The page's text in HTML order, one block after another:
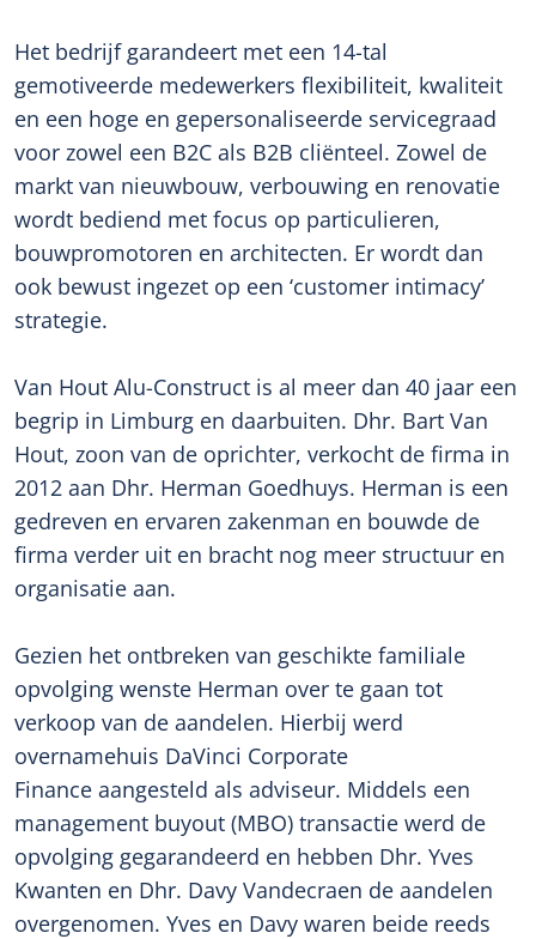
Het bedrijf garandeert met een 14-tal
gemotiveerde medewerkers flexibiliteit, kwaliteit
en een hoge en gepersonaliseerde servicegraad
voor zowel een B2C als B2B cliënteel. Zowel de
markt van nieuwbouw, verbouwing en renovatie
wordt bediend met focus op particulieren,
bouwpromotoren en architecten. Er wordt dan
ook bewust ingezet op een ‘customer intimacy’
strategie.
Van Hout Alu-Construct is al meer dan 40 jaar een
begrip in Limburg en daarbuiten. Dhr. Bart Van
Hout, zoon van de oprichter, verkocht de firma in
2012 aan Dhr. Herman Goedhuys. Herman is een
gedreven en ervaren zakenman en bouwde de
firma verder uit en bracht nog meer structuur en
organisatie aan.
Gezien het ontbreken van geschikte familiale
opvolging wenste Herman over te gaan tot
verkoop van de aandelen. Hierbij werd
overnamehuis DaVinci Corporate
Finance aangesteld als adviseur. Middels een
management buyout (MBO) transactie werd de
opvolging gegarandeerd en hebben Dhr. Yves
Kwanten en Dhr. Davy Vandecraen de aandelen
overgenomen. Yves en Davy waren beide reeds